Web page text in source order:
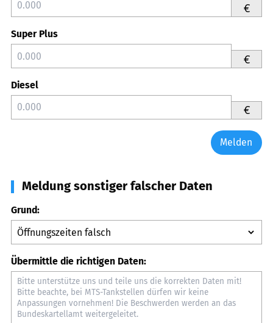
€
Super Plus
€
Diesel
€
Melden
Meldung sonstiger falscher Daten
Grund:
Übermittle die richtigen Daten: